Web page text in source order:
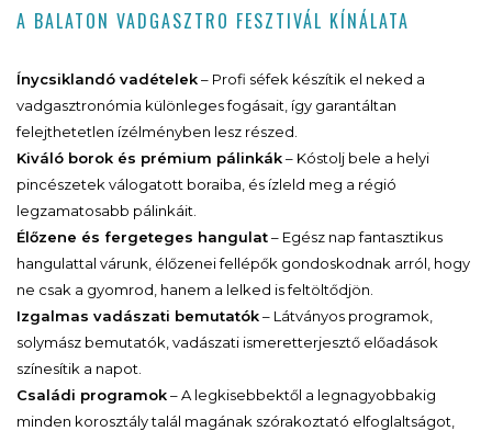
A BALATON VADGASZTRO FESZTIVÁL KÍNÁLATA
Ínycsiklandó vadételek– Profi séfek készítik el neked a
vadgasztronómia különleges fogásait, így garantáltan
felejthetetlen ízélményben lesz részed.
Kiváló borok és prémium pálinkák– Kóstolj bele a helyi
pincészetek válogatott boraiba, és ízleld meg a régió
legzamatosabb pálinkáit.
Élőzene és fergeteges hangulat– Egész nap fantasztikus
hangulattal várunk, élőzenei fellépők gondoskodnak arról, hogy
ne csak a gyomrod, hanem a lelked is feltöltődjön.
Izgalmas vadászati bemutatók– Látványos programok,
solymász bemutatók, vadászati ismeretterjesztő előadások
színesítik a napot.
Családi programok– A legkisebbektől a legnagyobbakig
minden korosztály talál magának szórakoztató elfoglaltságot,